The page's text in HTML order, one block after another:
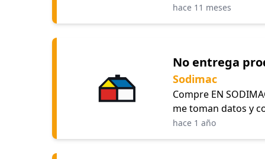
hace 11 meses
No entrega
Sodimac
Compre EN
me toman datos y
hace 1 año